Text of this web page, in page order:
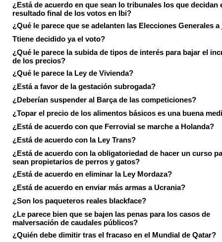
¿Está de acuerdo en que sean lo tribunales los que decidan
resultado final de los votos en Ibi?
¿Qué le parece que se adelanten las Elecciones Generales
Ttiene decidido ya el voto?
¿Qué le parece la subida de tipos de interés para bajar el
de los precios?
¿Qué le parece la Ley de Vivienda?
¿Está a favor de la gestación subrogada?
¿Deberían suspender al Barça de las competiciones?
¿Topar el precio de los alimentos básicos es una buena
¿Está de acuerdo con que Ferrovial se marche a Holanda?
¿Está de acuerdo con la Ley Trans?
¿Está de acuerdo con la obligatoriedad de hacer un curso
sean propietarios de perros y gatos?
¿Está de acuerdo en eliminar la Ley Mordaza?
¿Está de acuerdo en enviar más armas a Ucrania?
¿Son los paqueteros reales blackface?
¿Le parece bien que se bajen las penas para los casos de
malversación de caudales públicos?
¿Quién debe dimitir tras el fracaso en el Mundial de Qatar?